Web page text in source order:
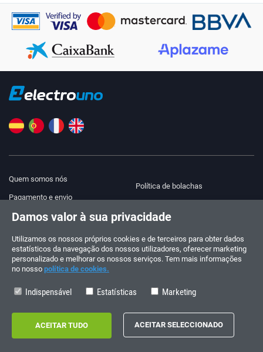
Quem somos nós
Pagamento e envio
Aviso legal
Política de privacidade
Política de bolachas
ENCOMENDAS E CONSULTAS
+34 910 600 459
HORÁRIO DE VERÃO
Segunda a sexta-feira: 10:00 - 14:00
Damos valor à sua privacidade
Utilizamos os nossos próprios cookies e de terceiros para obter dados
estatísticos da navegação dos nossos utilizadores, oferecer marketing
personalizado e melhorar os nossos serviços. Tem mais informações
no nosso política de cookies.
Indispensável Estatísticas Marketing